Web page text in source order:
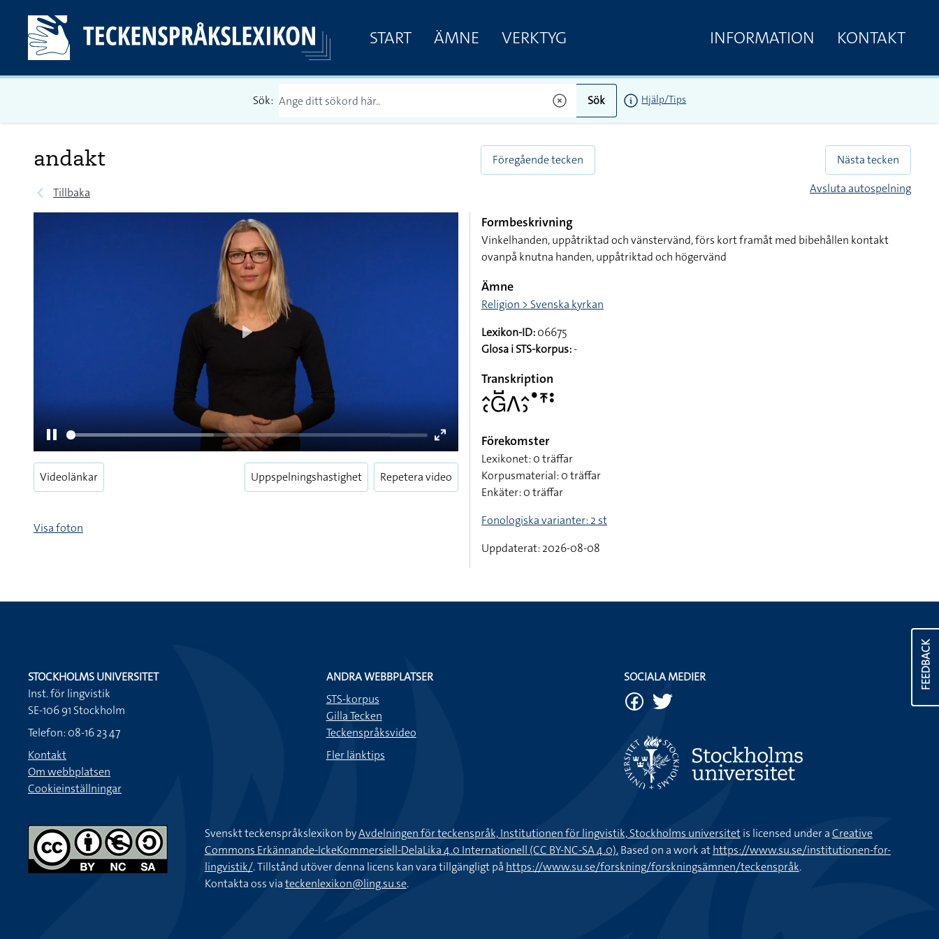
START ÄMNE VERKTYG INFORMATION KONTAKT
Sök: Sök Hjälp/Tips
andakt
Tillbaka
Föregående tecken
Nästa tecken
Avsluta autospelning
fullscreen
Videolänkar Uppspelningshastighet Repetera video
Visa foton
Formbeskrivning
Vinkelhanden, uppåtriktad och vänstervänd, förs kort framåt med bibehållen kontakt
ovanpå knutna handen, uppåtriktad och högervänd
Ämne
Religion > Svenska kyrkan
Lexikon-ID:06675
Glosa i STS-korpus:-
Transkription
􌤵􌥗􌤦􌤹􌤣􌤵􌤶􌤟􌥵􌥻
Förekomster
Lexikonet: 0 träffar
Korpusmaterial: 0 träffar
Enkäter: 0 träffar
Fonologiska varianter: 2 st
Uppdaterat: 2026-08-08
FEEDBACK
STOCKHOLMS UNIVERSITET
Inst. för lingvistik
SE-106 91 Stockholm
Telefon: 08-16 23 47
Kontakt
Om webbplatsen
Cookieinställningar
ANDRA WEBBPLATSER
STS-korpus
Gilla Tecken
Teckenspråksvideo
Fler länktips
SOCIALA MEDIER
Svenskt teckenspråkslexikon byAvdelningen för teckenspråk, Institutionen för lingvistik, Stockholms universitetis licensed under aCreative
Commons Erkännande-IckeKommersiell-DelaLika 4.0 Internationell (CC BY-NC-SA 4.0).Based on a work athttps://www.su.se/institutionen-for-
lingvistik/. Tillstånd utöver denna licens kan vara tillgängligt på https://www.su.se/forskning/forskningsämnen/teckenspråk.
Kontakta oss viateckenlexikon@ling.su.se.